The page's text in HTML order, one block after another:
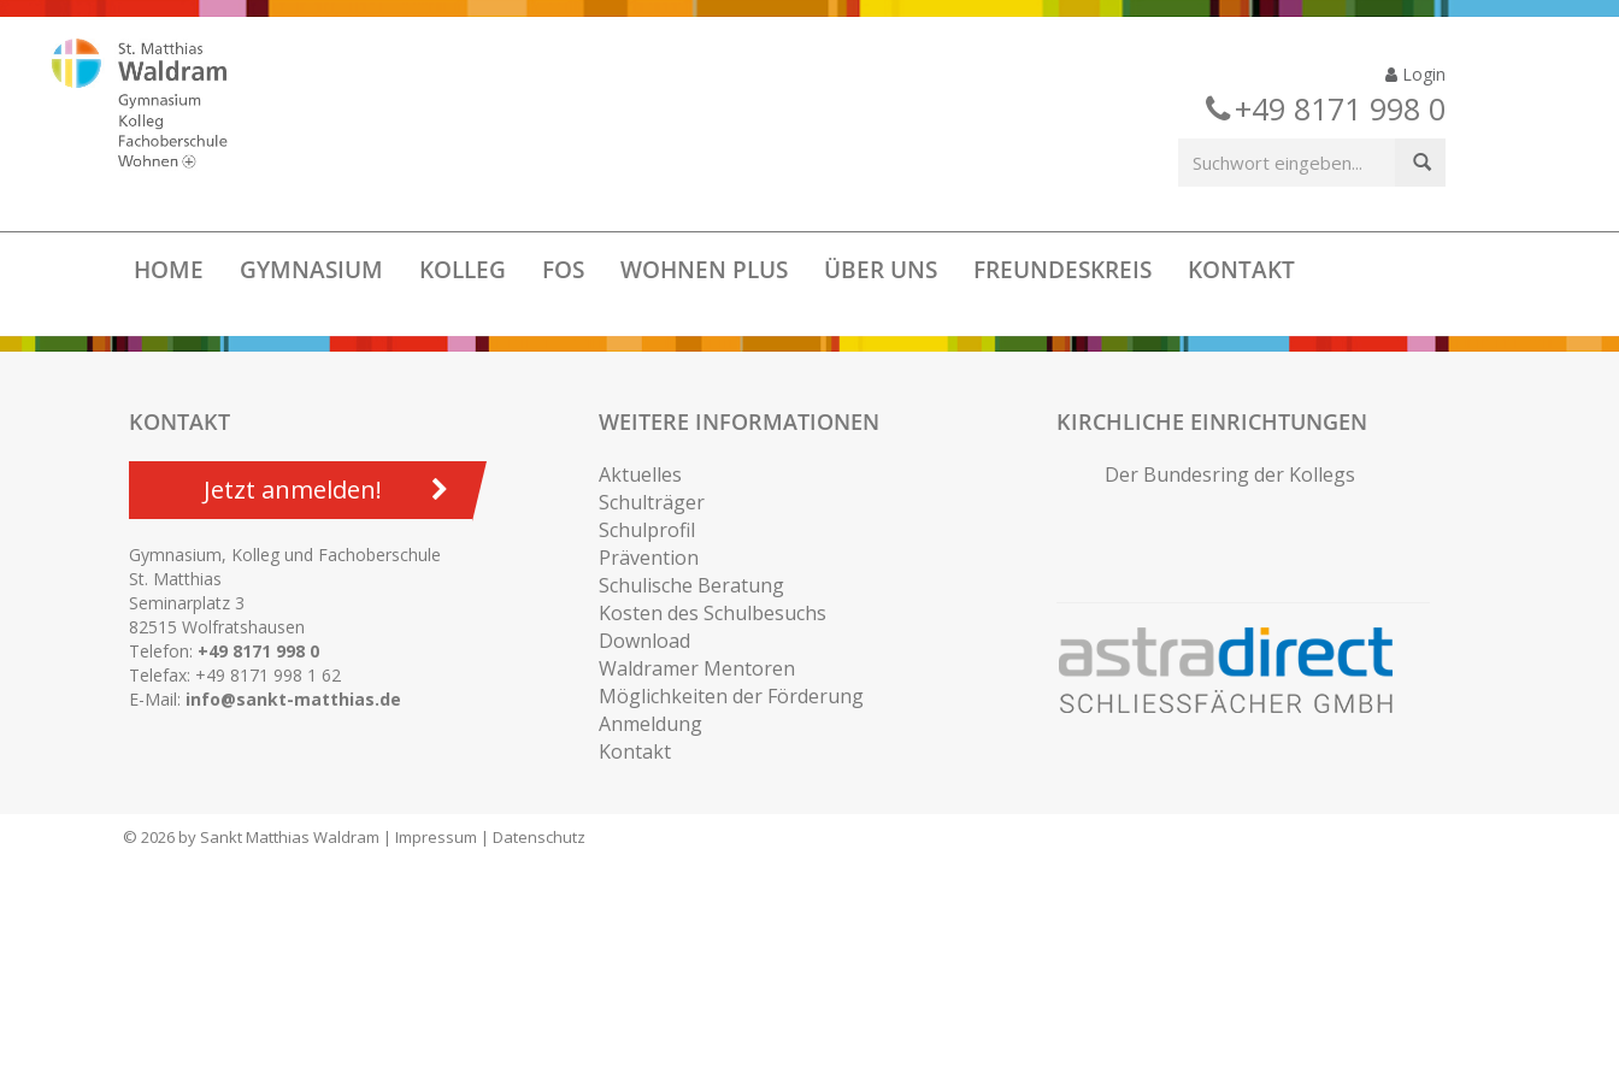
Login
+49 8171 998 0
HOME GYMNASIUM KOLLEG FOS WOHNEN PLUS ÜBER UNS FREUNDESKREIS KONTAKT
KONTAKT
Jetzt anmelden!
Gymnasium, Kolleg und Fachoberschule
St. Matthias
Seminarplatz 3
82515 Wolfratshausen
Telefon: +49 8171 998 0
Telefax: +49 8171 998 1 62
E-Mail: info@sankt-matthias.de
WEITERE INFORMATIONEN
Aktuelles
Schulträger
Schulprofil
Prävention
Schulische Beratung
Kosten des Schulbesuchs
Download
Waldramer Mentoren
Möglichkeiten der Förderung
Anmeldung
Kontakt
KIRCHLICHE EINRICHTUNGEN
Der Bundesring der Kollegs
© 2026 by Sankt Matthias Waldram | Impressum | Datenschutz